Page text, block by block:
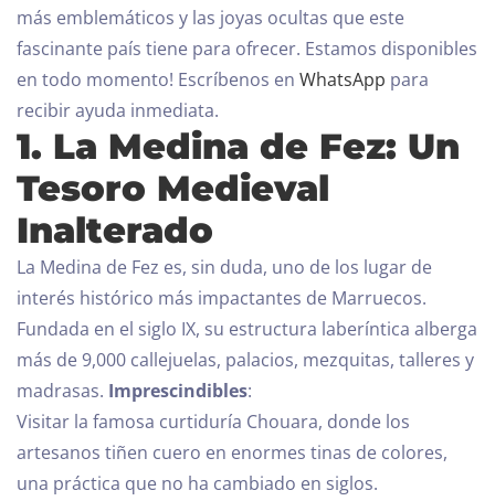
más emblemáticos y las joyas ocultas que este
fascinante país tiene para ofrecer. Estamos disponibles
en todo momento! Escríbenos en WhatsApp para
recibir ayuda inmediata.
1. La Medina de Fez: Un
Tesoro Medieval
Inalterado
La Medina de Fez es, sin duda, uno de los lugar de
interés histórico más impactantes de Marruecos.
Fundada en el siglo IX, su estructura laberíntica alberga
más de 9,000 callejuelas, palacios, mezquitas, talleres y
madrasas. Imprescindibles:
Visitar la famosa curtiduría Chouara, donde los
artesanos tiñen cuero en enormes tinas de colores,
una práctica que no ha cambiado en siglos.